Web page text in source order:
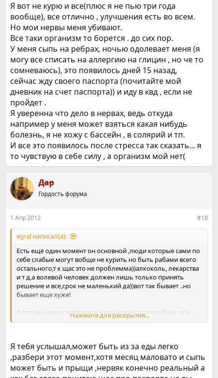
Я вот не курю и все(плюс я не пью три года
вообще), все отлично , улучшения есть во всем.
Но мои нервы меня убивают.
Все таки организм то борется . до сих пор.
У меня сыпь на ребрах, ночью одолевает меня (я
могу все списать на аллергию на глицин , но че то
сомневаюсь), это появилось дней 15 назад,
сейчас жду своего паспорта (почитайте мой
дневник на счет паспорта)) и иду в квд , если не
пройдет .
Я уверенна что дело в нервах, ведь откуда
например у меня может взяться какая нибудь
болезнь, я не хожу с бассейн , в солярий и тп.
И все это появилось после стресса так сказать... я
то чувствую в себе силу , а организм мой нет(
Дар
Гордость форума
1 Апр 2012 #18
egral написал(а):
Есть еще один момент он основной ,люди которые сами по
себе слабые могут вобще не курить но быть рабами всего
остального,т к щас это не проблемма))алкоколь, лекарства
и т д,а волевой человек должен лишь только принять
решение и все,срок не маленький да))вот так бывает ..но
бывает еще хуже!
Я вот не курю и все(плюс я не пью три года вообще), все
отлично , улучшения есть во всем.
У меня сыпь на ребрах, ночью одолевает меня (я могу все
списать на аллергию на глицин , но че то сомневаюсь), это
появилось дней 15 назад,
сейчас жду своего паспорта (почитайте мой дневник на счет
Нажмите для раскрытия...
Я тебя услышал,может быть из за еды легко
,разбери этот момент,хотя месяц маловато и сыпь
может быть и прыщи ,нервяк конечно реальный а